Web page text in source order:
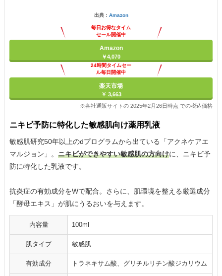
出典： Amazon
毎日お得なタイム
セール開催中
Amazon
￥4,070
24時間タイムセー
ル毎日開催中
楽天市場
￥ 3,663
※各社通販サイトの 2025年2月26日時点 での税込価格
ニキビ予防に特化した敏感肌向け薬用乳液
敏感肌研究50年以上のdプログラムから出ている「アクネケアエ
マルジョン」。 ニキビができやすい敏感肌の方向けに、ニキビ予
防に特化した乳液です。
抗炎症の有効成分をWで配合。さらに、肌環境を整える厳選成分
「酵母エキス」が肌にうるおいを与えます。
内容量 100ml
肌タイプ 敏感肌
有効成分 トラネキサム酸、グリチルリチン酸ジカリウム